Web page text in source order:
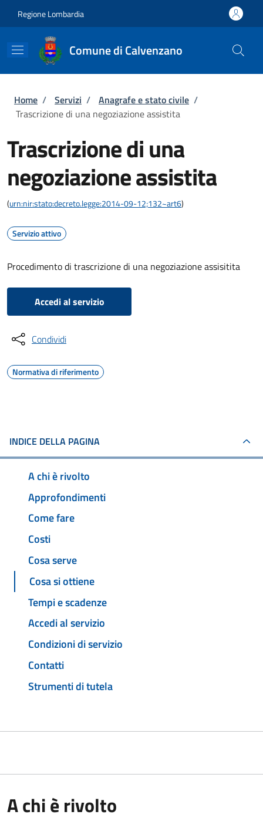
Regione Lombardia
Comune di Calvenzano
Briciole di pane
Home / Servizi / Anagrafe e stato civile /
Trascrizione di una negoziazione assistita
Trascrizione di una
negoziazione assistita
(urn:nir:stato:decreto.legge:2014-09-12;132~art6)
Servizio attivo
Procedimento di trascrizione di una negoziazione assisitita
Accedi al servizio
Condividi
Normativa di riferimento
INDICE DELLA PAGINA
A chi è rivolto
Approfondimenti
Come fare
Costi
Cosa serve
Cosa si ottiene
Tempi e scadenze
Accedi al servizio
Condizioni di servizio
Contatti
Strumenti di tutela
A chi è rivolto